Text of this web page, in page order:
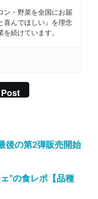
ン・野菜を全国にお届
喜んでほしい』を理念
続けています。
Post
後の第2弾販売開始
”の食レポ【品種